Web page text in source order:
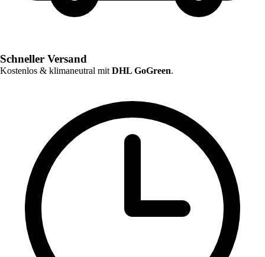
Schneller Versand
Kostenlos & klimaneutral mit DHL GoGreen.